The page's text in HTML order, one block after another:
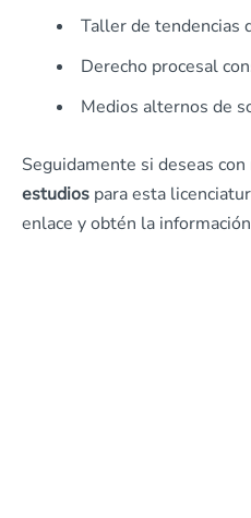
Taller de tendencias
Derecho procesal
Medios alternos de
Seguidamente si deseas
estudios para esta
enlace y obtén la